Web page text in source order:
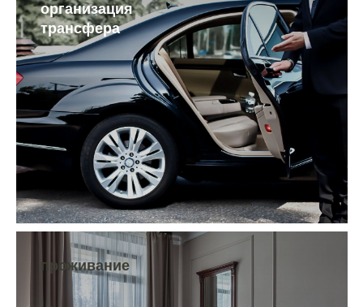
организация
трансфера
проживание